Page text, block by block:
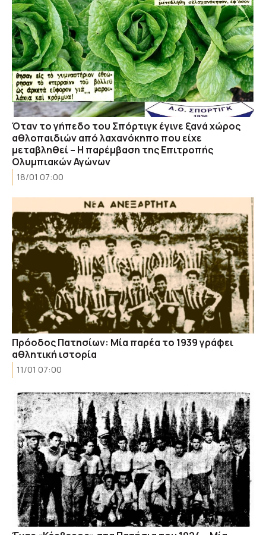
Όταν το γήπεδο του Σπόρτιγκ έγινε ξανά χώρος
αθλοπαιδιών από λαχανόκηπο που είχε
μεταβληθεί – Η παρέμβαση της Επιτροπής
Ολυμπιακών Αγώνων
18/01 07:00
Πρόοδος Πατησίων: Μία παρέα το 1939 γράφει
αθλητική ιστορία
11/01 07:00